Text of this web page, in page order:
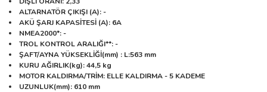
ALTARNATÖR ÇIKIŞI (A): -
AKÜ ŞARJ KAPASİTESİ (A): 6A
NMEA2000*: -
TROL KONTROL ARALIĞI**: -
ŞAFT/AYNA YÜKSEKLİĞİ(mm) : L:563 mm
KURU AĞIRLIK(kg): 44,5 kg
MOTOR KALDIRMA/TRİM: ELLE KALDIRMA - 5 KADEME
UZUNLUK(mm): 610 mm